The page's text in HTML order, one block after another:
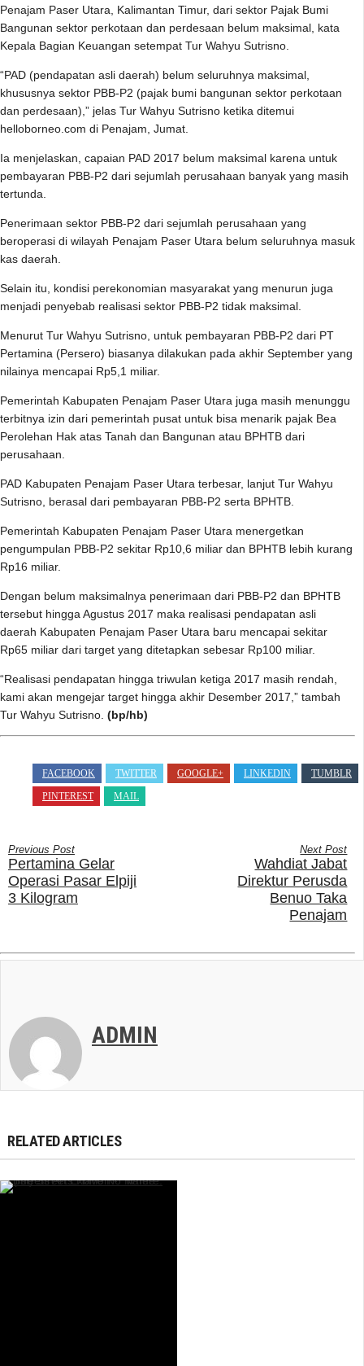
Penajam Paser Utara, Kalimantan Timur, dari sektor Pajak Bumi
Bangunan sektor perkotaan dan perdesaan belum maksimal, kata
Kepala Bagian Keuangan setempat Tur Wahyu Sutrisno.
“PAD (pendapatan asli daerah) belum seluruhnya maksimal,
khususnya sektor PBB-P2 (pajak bumi bangunan sektor perkotaan
dan perdesaan),” jelas Tur Wahyu Sutrisno ketika ditemui
helloborneo.com di Penajam, Jumat.
Ia menjelaskan, capaian PAD 2017 belum maksimal karena untuk
pembayaran PBB-P2 dari sejumlah perusahaan banyak yang masih
tertunda.
Penerimaan sektor PBB-P2 dari sejumlah perusahaan yang
beroperasi di wilayah Penajam Paser Utara belum seluruhnya masuk
kas daerah.
Selain itu, kondisi perekonomian masyarakat yang menurun juga
menjadi penyebab realisasi sektor PBB-P2 tidak maksimal.
Menurut Tur Wahyu Sutrisno, untuk pembayaran PBB-P2 dari PT
Pertamina (Persero) biasanya dilakukan pada akhir September yang
nilainya mencapai Rp5,1 miliar.
Pemerintah Kabupaten Penajam Paser Utara juga masih menunggu
terbitnya izin dari pemerintah pusat untuk bisa menarik pajak Bea
Perolehan Hak atas Tanah dan Bangunan atau BPHTB dari
perusahaan.
PAD Kabupaten Penajam Paser Utara terbesar, lanjut Tur Wahyu
Sutrisno, berasal dari pembayaran PBB-P2 serta BPHTB.
Pemerintah Kabupaten Penajam Paser Utara menergetkan
pengumpulan PBB-P2 sekitar Rp10,6 miliar dan BPHTB lebih kurang
Rp16 miliar.
Dengan belum maksimalnya penerimaan dari PBB-P2 dan BPHTB
tersebut hingga Agustus 2017 maka realisasi pendapatan asli
daerah Kabupaten Penajam Paser Utara baru mencapai sekitar
Rp65 miliar dari target yang ditetapkan sebesar Rp100 miliar.
“Realisasi pendapatan hingga triwulan ketiga 2017 masih rendah,
kami akan mengejar target hingga akhir Desember 2017,” tambah
Tur Wahyu Sutrisno. (bp/hb)
FACEBOOK TWITTER GOOGLE+ LINKEDIN
TUMBLR
PINTEREST
MAIL
Previous Post
Pertamina Gelar
Operasi Pasar Elpiji
3 Kilogram
Next Post
Wahdiat Jabat
Direktur Perusda
Benuo Taka
Penajam
ADMIN
RELATED ARTICLES